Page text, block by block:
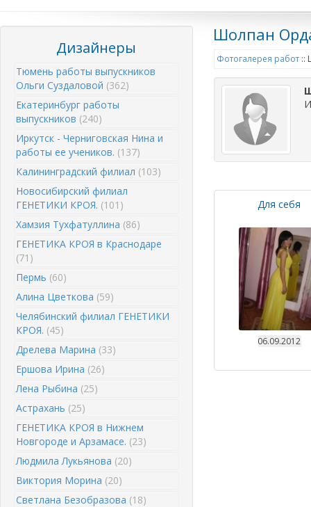
Дизайнеры
Тюмень работы выпускников
Ольги Суздаловой (362)
Екатеринбург работы
выпускников (240)
Иркутск - Черниговская Нина и
работы ее учеников. (137)
Калининградский филиал (103)
Новосибирский филиал
ГЕНЕТИКИ КРОЯ. (101)
Хамзия Тухфатуллина (86)
ГЕНЕТИКА КРОЯ в Краснодаре
(71)
Пермь (60)
Алина Цветкова (59)
Челябинский филиал ГЕНЕТИКИ
КРОЯ. (45)
Дрелева Марина (33)
Ершова Ирина (26)
Лена Рыбина (25)
Астрахань (25)
ГЕНЕТИКА КРОЯ в Нижнем
Новгороде и Арзамасе. (23)
Людмила Лукьянова (20)
Виктория Морина (20)
Светлана Безобразова (18)
Шолпан
Фотогалерея работ ::
Для себя
06.09.2012